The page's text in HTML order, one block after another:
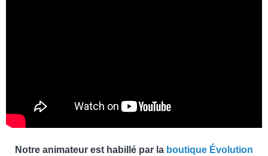
Notre animateur est habillé par la boutique Évolution